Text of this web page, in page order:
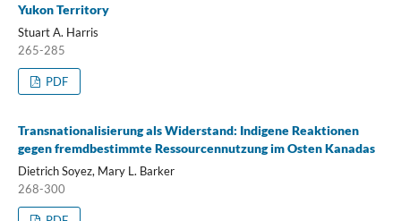
Yukon Territory
Stuart A. Harris
265-285
PDF
Transnationalisierung als Widerstand: Indigene Reaktionen
gegen fremdbestimmte Ressourcennutzung im Osten Kanadas
Dietrich Soyez, Mary L. Barker
268-300